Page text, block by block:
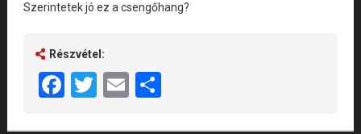
Szerintetek jó ez a csengőhang?
Részvétel:
Facebook
Twitter
EmailShare